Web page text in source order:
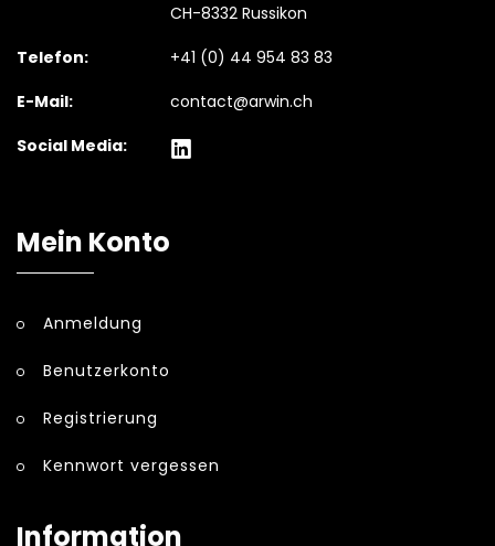
CH-8332 Russikon
Telefon:
+41 (0) 44 954 83 83
E-Mail:
contact@arwin.ch
Social Media:
Mein Konto
Anmeldung
Benutzerkonto
Registrierung
Kennwort vergessen
Information